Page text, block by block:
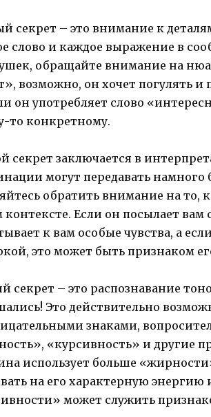
секрет – это внимание к
слово и каждое выражение в
обращайте внимание на
возможно, он хочет погулять
он употребляет слово
то конкретному.
секрет заключается в
могут передавать намного
обратить внимание на то,
Если он посылает вам
к вам особые чувства, а
это может быть признаком
секрет – это распознавание
Это действительно
знаками,
«курсивность» и другие
использует больше
на его характерную энергию
может служить